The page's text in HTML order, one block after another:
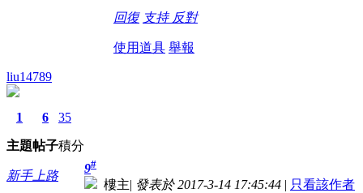
回復 支持 反對
使用道具 舉報
liu14789
1
主題
6
帖子
35
積分
新手上路
9#
樓主| 發表於 2017-3-14 17:45:44 | 只看該作者